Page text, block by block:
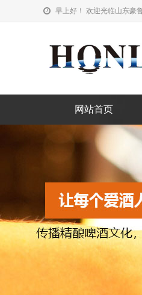
早上好！ 欢迎光临山东豪
网站首页